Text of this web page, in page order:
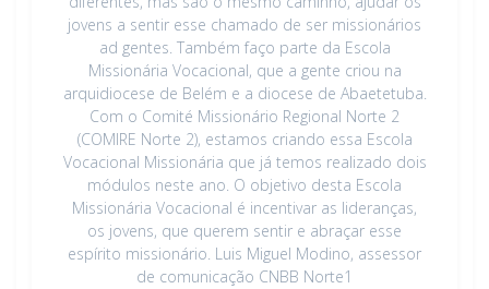
jovens a sentir esse chamado de ser missionários
ad gentes. Também faço parte da Escola
Missionária Vocacional, que a gente criou na
arquidiocese de Belém e a diocese de Abaetetuba.
Com o Comité Missionário Regional Norte 2
(COMIRE Norte 2), estamos criando essa Escola
Vocacional Missionária que já temos realizado dois
módulos neste ano. O objetivo desta Escola
Missionária Vocacional é incentivar as lideranças,
os jovens, que querem sentir e abraçar esse
espírito missionário. Luis Miguel Modino, assessor
de comunicação CNBB Norte1